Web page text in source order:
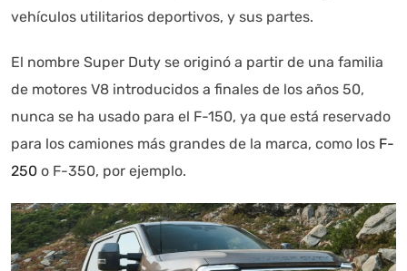
vehículos utilitarios deportivos, y sus partes.
El nombre Super Duty se originó a partir de una familia
de motores V8 introducidos a finales de los años 50,
nunca se ha usado para el F-150, ya que está reservado
para los camiones más grandes de la marca, como los F-
250 o F-350, por ejemplo.